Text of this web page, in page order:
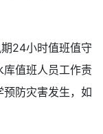
24小时值班值守
值班人员工作责
防灾害发生，如